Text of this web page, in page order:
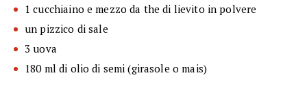
1 cucchiaino e mezzo da the di lievito in polvere
un pizzico di sale
3 uova
180 ml di olio di semi (girasole o mais)